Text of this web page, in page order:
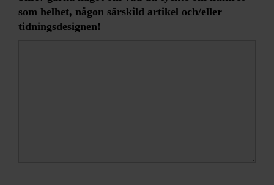
som helhet, någon särskild artikel och/eller
tidningsdesignen!